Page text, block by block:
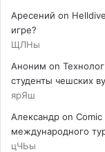
Аресений on
игре?
ЩЛНы
Аноним on
студенты чешских
ярЯш
Александр on
международного
цЧЬы